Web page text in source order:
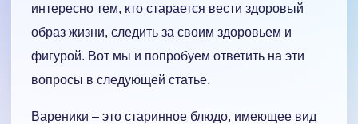
интересно тем, кто старается вести здоровый
образ жизни, следить за своим здоровьем и
фигурой. Вот мы и попробуем ответить на эти
вопросы в следующей статье.
Вареники – это старинное блюдо, имеющее вид